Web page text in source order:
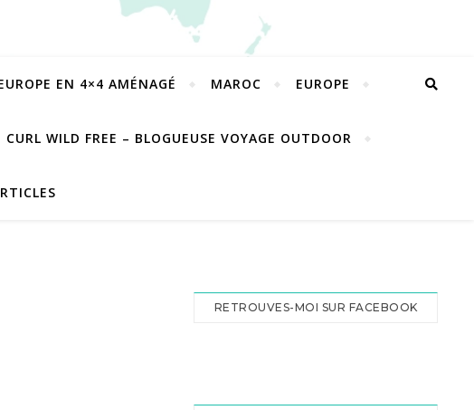
EN 4×4 AMÉNAGÉ MAROC EUROPE
WILD FREE – BLOGUEUSE VOYAGE OUTDOOR
RETROUVES-MOI SUR FACEBOOK